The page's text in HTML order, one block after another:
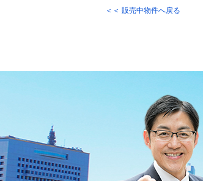
＜＜ 販売中物件へ戻る